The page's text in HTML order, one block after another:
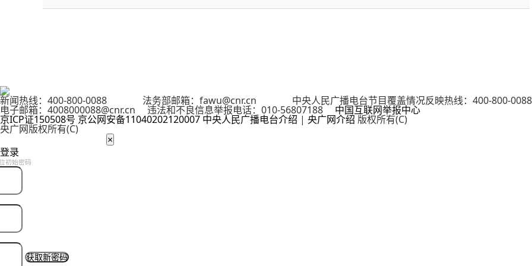
新闻热线：400-800-0088 法务部邮箱：fawu@cnr.cn 中央人民广播电台节目覆盖情况反映热线：400-800-0088
电子邮箱：4008000088@cnr.cn 违法和不良信息举报电话：010-56807188 中国互联网举报中心
京ICP证150508号 京公网安备11040202120007 中央人民广播电台介绍 | 央广网介绍 版权所有(C)
央广网版权所有(C)
×
录
初始密码
获取新密码